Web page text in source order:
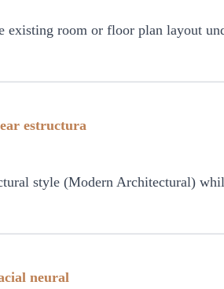
existing room or floor plan layout
estructura
style (Modern Architectural)
neural